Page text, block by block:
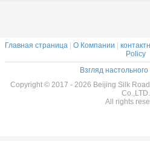
Главная страница О Компании
Policy
Взгляд
Copyright © 2017 - 2026 Beijing Silk
Co.,LTD.
All rights